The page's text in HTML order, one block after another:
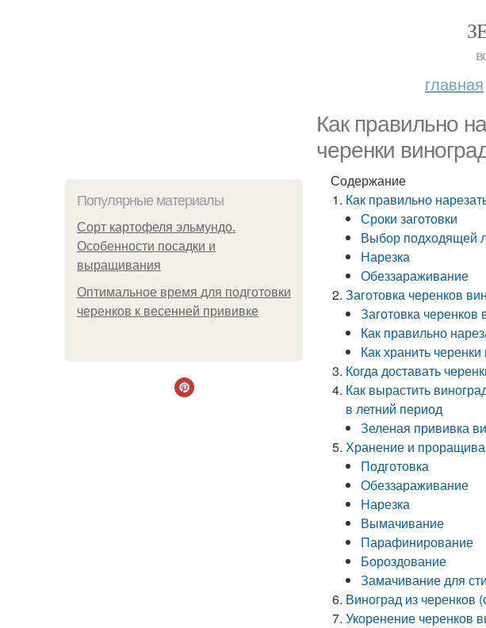
главная
Как правильно
черенки
Популярные материалы
Сорт картофеля эльмундо.
Особенности посадки и
выращивания
Оптимальное время для подготовки
черенков к весенней прививке
Содержание
Как правильно
Сроки заготовки
Выбор подходящей
Нарезка
Обеззараживание
Заготовка черенков
Заготовка черенков
Как правильно
Как хранить
Когда доставать
Как вырастить
в летний период
Зеленая прививка
Хранение и
Подготовка
Обеззараживание
Нарезка
Вымачивание
Парафинирование
Бороздование
Замачивание для
Виноград из черенков
Укоренение черенков